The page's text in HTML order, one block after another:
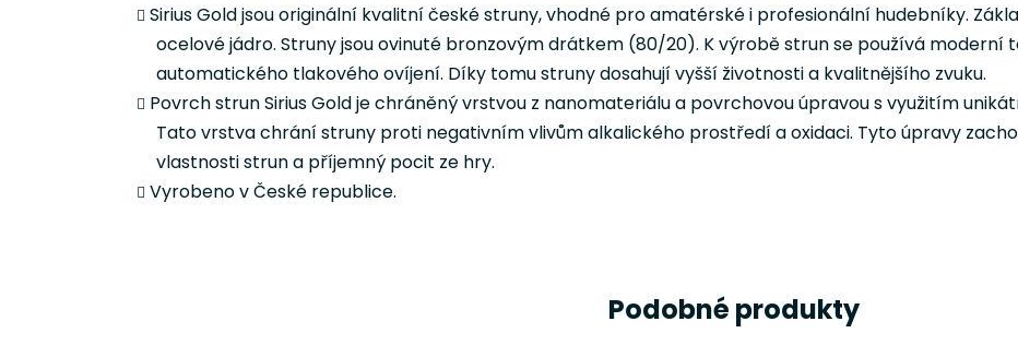
Sirius Goldjsou originální kvalitní české struny, vhodné pro amatérské i profesionální hudebníky.
ocelové jádro. Struny jsou ovinuté bronzovým drátkem (80/20). K výrobě strun se používá moderní
automatického tlakového ovíjení. Díky tomu struny dosahují vyšší životnosti a kvalitnějšího zvuku.
Povrch strunSirius Goldje chráněný vrstvou z nanomateriálu a povrchovou úpravou s využitím
Tato vrstva chrání struny proti negativním vlivům alkalického prostředí a oxidaci. Tyto úpravy
vlastnosti strun a příjemný pocit ze hry.
Vyrobeno v České republice.
Podobné produkty